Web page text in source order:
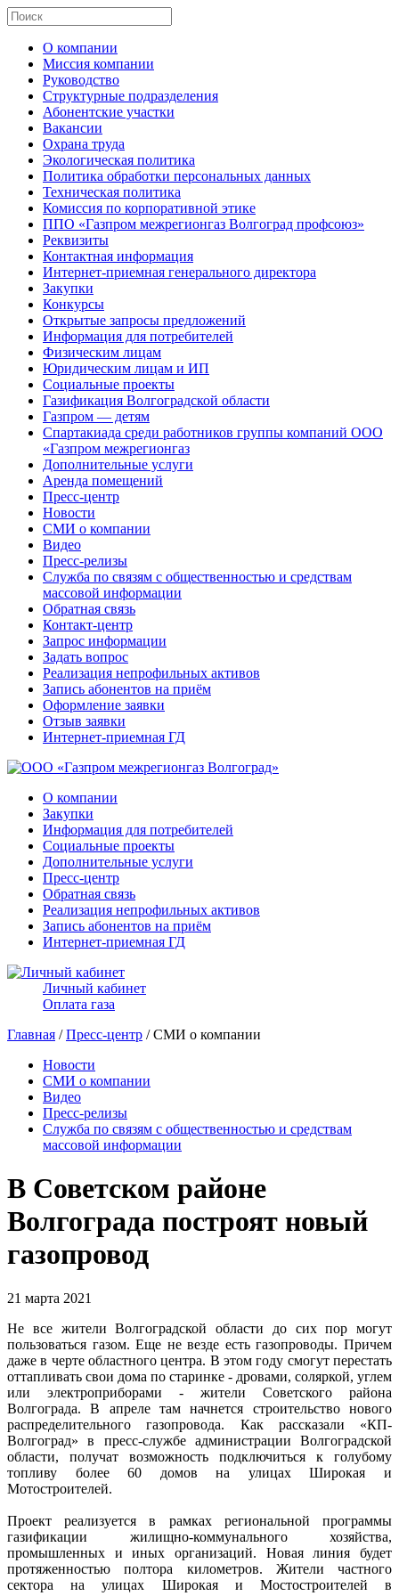
О компании
Миссия компании
Руководство
Структурные подразделения
Абонентские участки
Вакансии
Охрана труда
Экологическая политика
Политика обработки персональных данных
Техническая политика
Комиссия по корпоративной этике
ППО «Газпром межрегионгаз Волгоград профсоюз»
Реквизиты
Контактная информация
Интернет-приемная генерального директора
Закупки
Конкурсы
Открытые запросы предложений
Информация для потребителей
Физическим лицам
Юридическим лицам и ИП
Социальные проекты
Газификация Волгоградской области
Газпром — детям
Спартакиада среди работников группы компаний ООО
«Газпром межрегионгаз
Дополнительные услуги
Аренда помещений
Пресс-центр
Новости
СМИ о компании
Видео
Пресс-релизы
Служба по связям с общественностью и средствам
массовой информации
Обратная связь
Контакт-центр
Запрос информации
Задать вопрос
Реализация непрофильных активов
Запись абонентов на приём
Оформление заявки
Отзыв заявки
Интернет-приемная ГД
О компании
Закупки
Информация для потребителей
Социальные проекты
Дополнительные услуги
Пресс-центр
Обратная связь
Реализация непрофильных активов
Запись абонентов на приём
Интернет-приемная ГД
Личный кабинет
Оплата газа
Главная /Пресс-центр / СМИ о компании
Новости
СМИ о компании
Видео
Пресс-релизы
Служба по связям с общественностью и средствам
массовой информации
В Советском районе
Волгограда построят новый
газопровод
21 марта 2021
Не все жители Волгоградской области до сих пор могут
пользоваться газом. Еще не везде есть газопроводы. Причем
даже в черте областного центра. В этом году смогут перестать
оттапливать свои дома по старинке - дровами, соляркой, углем
или электроприборами - жители Советского района
Волгограда. В апреле там начнется строительство нового
распределительного газопровода. Как рассказали «КП-
Волгоград» в пресс-службе администрации Волгоградской
области, получат возможность подключиться к голубому
топливу более 60 домов на улицах Широкая и
Мотостроителей.
Проект реализуется в рамках региональной программы
газификации жилищно-коммунального хозяйства,
промышленных и иных организаций. Новая линия будет
протяженностью полтора километров. Жители частного
сектора на улицах Широкая и Мостостроителей в